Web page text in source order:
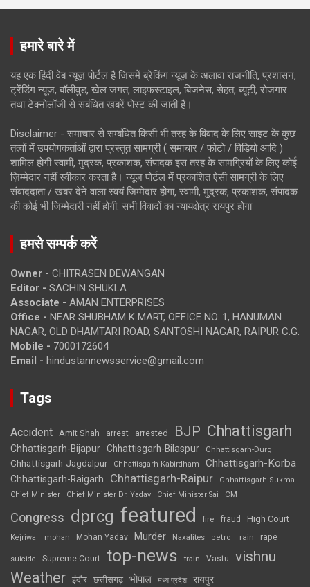
हमारे बारे में
यह एक हिंदी वेब न्यूज़ पोर्टल है जिसमें ब्रेकिंग न्यूज़ के अलावा राजनीति, प्रशासन,
ट्रेंडिंग न्यूज, बॉलीवुड, खेल जगत, लाइफस्टाइल, बिजनेस, सेहत, ब्यूटी, रोजगार
तथा टेक्नोलॉजी से संबंधित खबरें पोस्ट की जाती है।
Disclaimer - समाचार से सम्बंधित किसी भी तरह के विवाद के लिए साइट के कुछ
तत्वों में उपयोगकर्ताओं द्वारा प्रस्तुत सामग्री ( समाचार / फोटो / विडियो आदि )
शामिल होगी स्वामी, मुद्रक, प्रकाशक, संपादक इस तरह के सामग्रियों के लिए कोई
ज़िम्मेदार नहीं स्वीकार करता है। न्यूज़ पोर्टल में प्रकाशित ऐसी सामग्री के लिए
संवाददाता / खबर देने वाला स्वयं जिम्मेदार होगा, स्वामी, मुद्रक, प्रकाशक, संपादक
की कोई भी जिम्मेदारी नहीं होगी. सभी विवादों का न्यायक्षेत्र रायपुर होगा
हमसे सम्पर्क करें
Owner - CHITRASEN DEWANGAN
Editor - SACHIN SHUKLA
Associate - AMAN ENTERPRISES
Office - NEAR SHUBHAM K MART, OFFICE NO. 1, HANUMAN
NAGAR, OLD DHAMTARI ROAD, SANTOSHI NAGAR, RAIPUR C.G.
Mobile - 7000172604
Email - hindustannewsservice@gmail.com
Tags
Accident Amit Shah arrest arrested BJP Chhattisgarh
Chhattisgarh-Bijapur Chhattisgarh-Bilaspur Chhattisgarh-Durg
Chhattisgarh-Jagdalpur Chhattisgarh-Kabirdham Chhattisgarh-Korba
Chhattisgarh-Raigarh Chhattisgarh-Raipur
Chhattisgarh-Sukma
Chief Minister
Chief Minister Dr. Yadav Chief Minister Sai CM
Congress dprcg featured fire fraud High Court
Kejriwal mohan Mohan Yadav Murder Naxalites petrol rain rape
suicide Supreme Court top-news train Vastu vishnu
Weather इंदौर छत्तीसगढ़ भोपाल मध्य प्रदेश रायपुर